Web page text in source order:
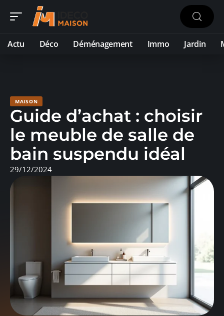
Actu Déco Déménagement Immo Jardin
MAISON
Guide d’achat : choisir
le meuble de salle de
bain suspendu idéal
29/12/2024